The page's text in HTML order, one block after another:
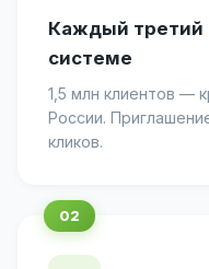
Каждый третий
системе
1,5 млн клиентов —
России.
кликов.